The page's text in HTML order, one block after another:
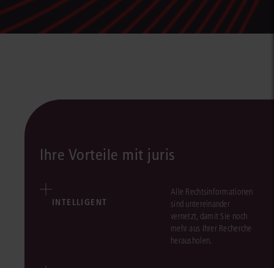
Ihre Vorteile mit juris
INTELLIGENT
Alle Rechtsinformationen
sind untereinander
vernetzt, damit Sie noch
mehr aus Ihrer Recherche
herausholen.